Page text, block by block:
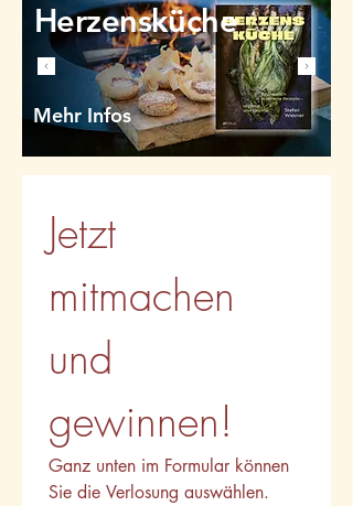
Herzensküche
Mehr Infos
Jetzt
mitmachen
und
gewinnen!
Ganz unten im Formular können
Sie die Verlosung auswählen.